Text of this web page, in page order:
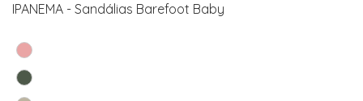
IPANEMA - Sandálias Barefoot Baby